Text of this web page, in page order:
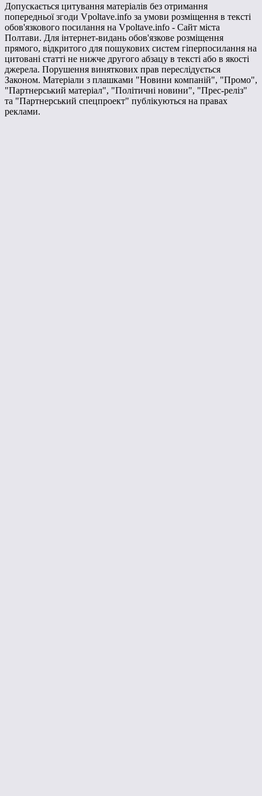
Допускається цитування матеріалів без отримання
попередньої згоди Vpoltave.info за умови розміщення в тексті
обов'язкового посилання на Vpoltave.info - Сайт міста
Полтави. Для інтернет-видань обов'язкове розміщення
прямого, відкритого для пошукових систем гіперпосилання на
цитовані статті не нижче другого абзацу в тексті або в якості
джерела. Порушення виняткових прав переслідується
Законом. Матеріали з плашками "Новини компаній", "Промо",
"Партнерський матеріал", "Політичні новини", "Прес-реліз"
та "Партнерський спецпроект" публікуються на правах
реклами.